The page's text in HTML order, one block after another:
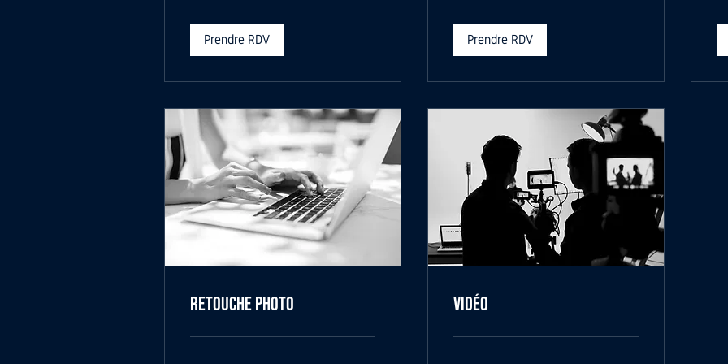
Prendre RDV Prendre RDV
Retouche Photo Vidéo